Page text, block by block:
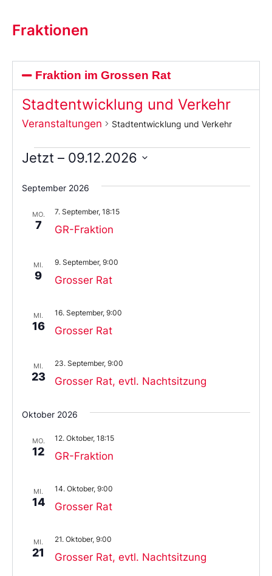
Fraktionen
Fraktion im Grossen Rat
Stadtentwicklung und Verkehr
Veranstaltungen Stadtentwicklung und Verkehr
Jetzt – 09.12.2026
Sie
das
aus.
September 2026
MO.
7 GR-Fraktion
7. September, 18:15
MI.
9 Grosser Rat
9. September, 9:00
MI.
16 Grosser Rat
16. September, 9:00
MI.
23 Grosser Rat, evtl. Nachtsitzung
23. September, 9:00
Oktober 2026
MO.
12 GR-Fraktion
12. Oktober, 18:15
MI.
14 Grosser Rat
14. Oktober, 9:00
MI.
21 Grosser Rat, evtl. Nachtsitzung
21. Oktober, 9:00